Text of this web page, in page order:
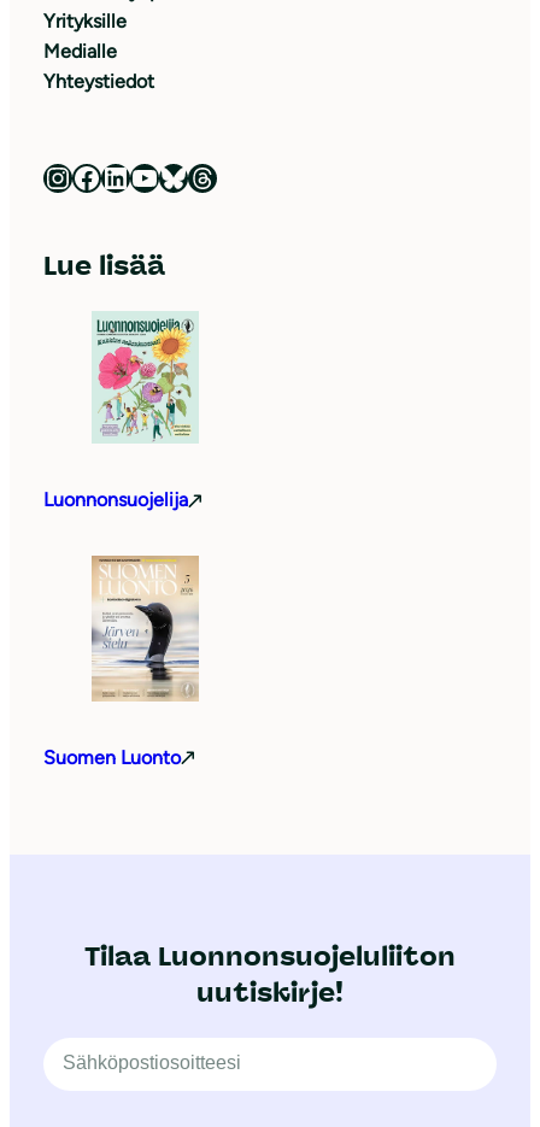
Yrityksille
Medialle
Yhteystiedot
Luonnonsuojeluliitto Instagramissa Luonnonsuojeluliitto Facebookissa Luonnonsuojeluliitto LinkedInissä Luonnonsuojeluliiton YouTube-kanava Luonnonsuojeluliitto Blueskyssa Luonnonsuojeluliitto Threadsissa
Lue lisää
Luonnonsuojelija
Suomen Luonto
Tilaa Luonnonsuojeluliiton
uutiskirje!